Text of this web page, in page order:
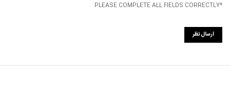
*PLEASE COMPLETE ALL FIELDS CORRECTLY